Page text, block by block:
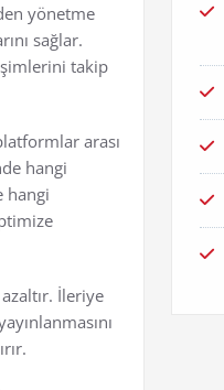
yönetme
sağlar.
takip
arası
hangi
hangi
İleriye